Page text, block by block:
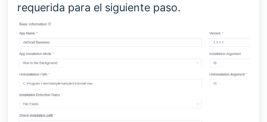
requerida para el siguiente paso.